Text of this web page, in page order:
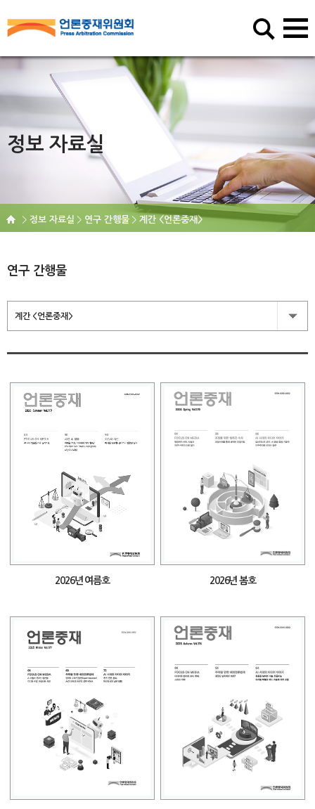
정보 자료실
정보 자료실 연구 간행물 계간 <언론중재>
연구 간행물
계간 <언론중재>
2026년 여름호 2026년 봄호